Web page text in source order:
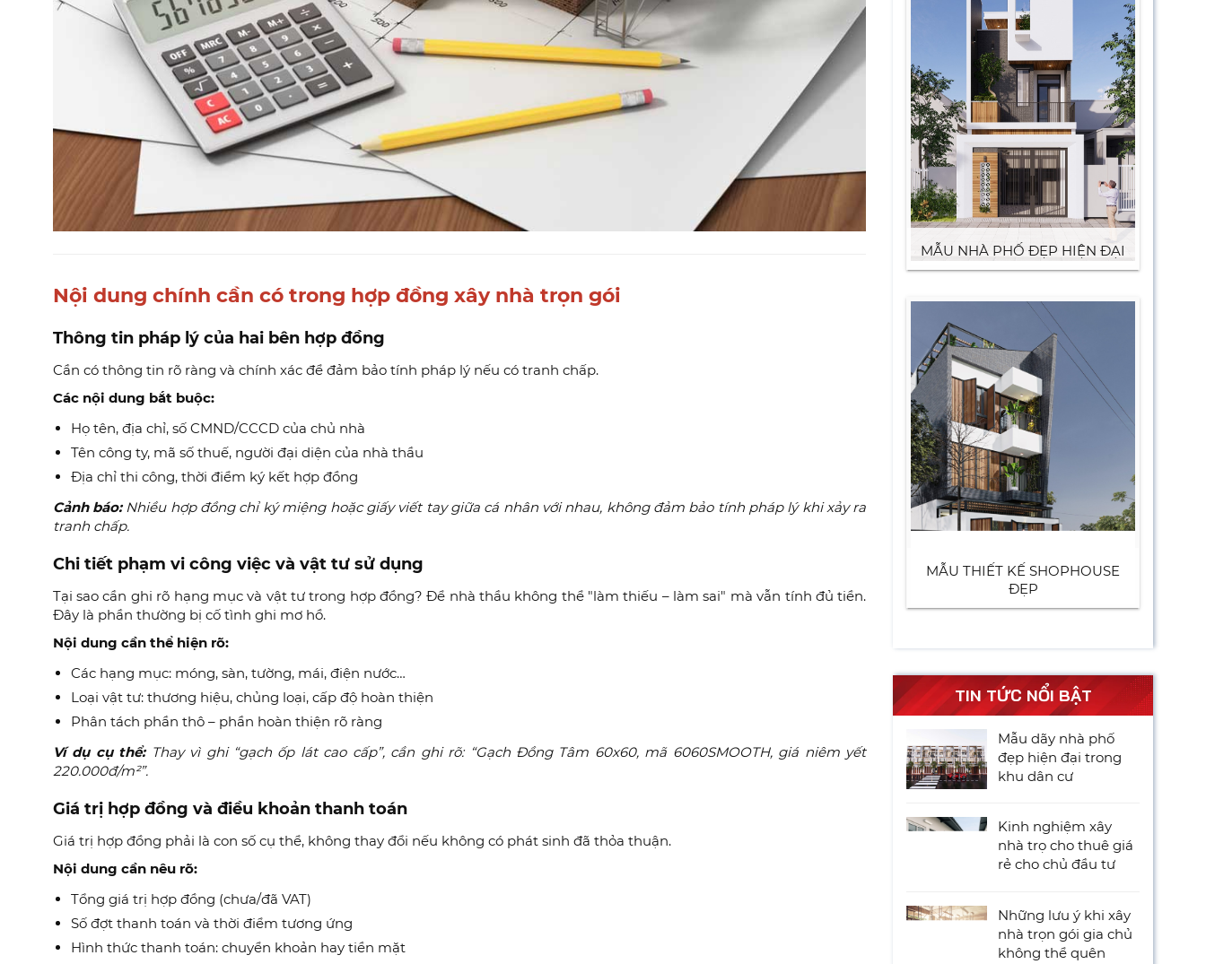
Nội dung chính cần có trong hợp đồng xây nhà trọn gói
Thông tin pháp lý của hai bên hợp đồng
Cần có thông tin rõ ràng và chính xác để đảm bảo tính pháp lý nếu có tranh chấp.
Các nội dung bắt buộc:
Họ tên, địa chỉ, số CMND/CCCD của chủ nhà
Tên công ty, mã số thuế, người đại diện của nhà thầu
Địa chỉ thi công, thời điểm ký kết hợp đồng
Cảnh báo: Nhiều hợp đồng chỉ ký miệng hoặc giấy viết tay giữa cá nhân với nhau, không đảm bảo tính pháp lý khi xảy ra
tranh chấp.
Chi tiết phạm vi công việc và vật tư sử dụng
Tại sao cần ghi rõ hạng mục và vật tư trong hợp đồng? Để nhà thầu không thể "làm thiếu – làm sai" mà vẫn tính đủ tiền.
Đây là phần thường bị cố tình ghi mơ hồ.
Nội dung cần thể hiện rõ:
Các hạng mục: móng, sàn, tường, mái, điện nước…
Loại vật tư: thương hiệu, chủng loại, cấp độ hoàn thiện
Phân tách phần thô – phần hoàn thiện rõ ràng
Ví dụ cụ thể:Thay vì ghi “gạch ốp lát cao cấp”, cần ghi rõ: “Gạch Đồng Tâm 60x60, mã 6060SMOOTH, giá niêm yết
220.000đ/m²”.
Giá trị hợp đồng và điều khoản thanh toán
Giá trị hợp đồng phải là con số cụ thể, không thay đổi nếu không có phát sinh đã thỏa thuận.
Nội dung cần nêu rõ:
Tổng giá trị hợp đồng (chưa/đã VAT)
Số đợt thanh toán và thời điểm tương ứng
Hình thức thanh toán: chuyển khoản hay tiền mặt
MẪU NHÀ PHỐ ĐẸP HIỆN ĐẠI
MẪU THIẾT KẾ SHOPHOUSE
ĐẸP
TIN TỨC NỔI BẬT
Mẫu dãy nhà phố
đẹp hiện đại trong
khu dân cư
Kinh nghiệm xây
nhà trọ cho thuê giá
rẻ cho chủ đầu tư
Những lưu ý khi xây
nhà trọn gói gia chủ
không thể quên